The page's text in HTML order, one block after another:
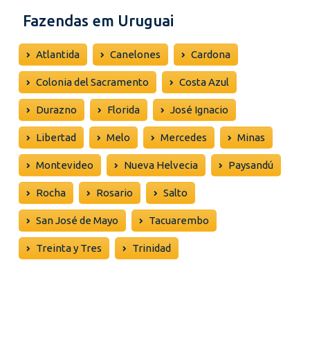
Fazendas em Uruguai
Atlantida Canelones Cardona
Colonia del Sacramento Costa Azul
Durazno Florida José Ignacio
Libertad Melo Mercedes Minas
Montevideo Nueva Helvecia Paysandú
Rocha Rosario Salto
San José de Mayo Tacuarembo
Treinta y Tres Trinidad